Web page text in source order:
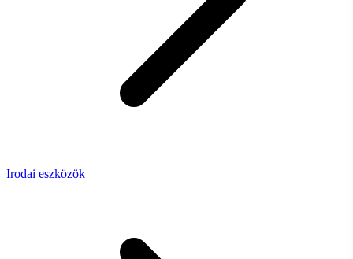
Irodai eszközök